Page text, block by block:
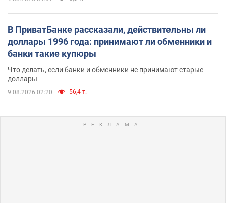
В ПриватБанке рассказали, действительны ли
доллары 1996 года: принимают ли обменники и
банки такие купюры
Что делать, если банки и обменники не принимают старые
доллары
9.08.2026 02:20 56,4 т.